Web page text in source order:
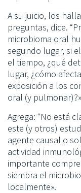
A su juicio, los
preguntas, dice.
microbioma oral
segundo lugar, si
el tiempo, ¿qué
lugar, ¿cómo
exposición a los
oral (y
Agrega: “No está
este (y otros)
agente causal o
actividad
importante
siembra el
localmente».